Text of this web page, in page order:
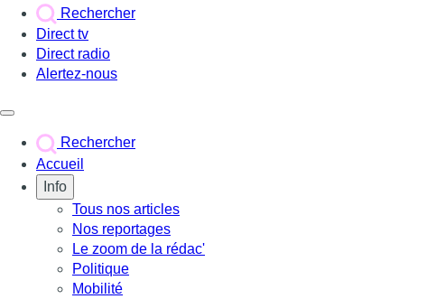
Rechercher
Direct tv
Direct radio
Alertez-nous
Rechercher
Accueil
Info
Tous nos articles
Nos reportages
Le zoom de la rédac'
Politique
Mobilité